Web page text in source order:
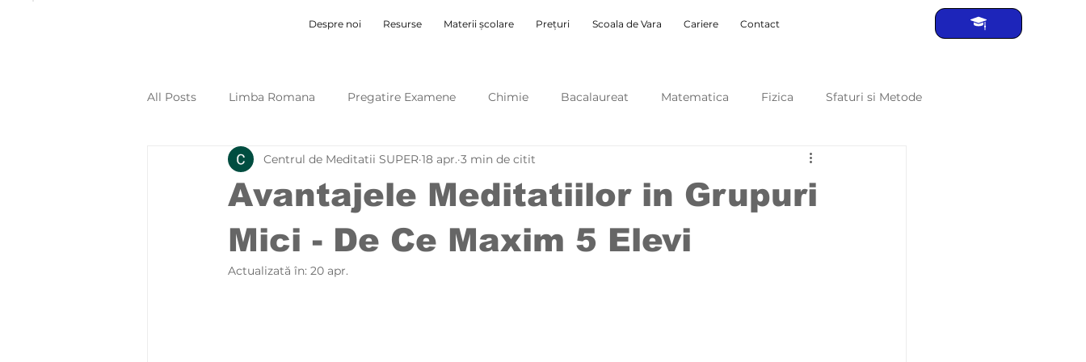
Despre noi Resurse Materii școlare Prețuri Scoala de Vara Cariere Contact
All Posts Limba Romana Pregatire Examene Chimie Bacalaureat Matematica Fizica Sfaturi si Metode
Evaluare Nationala Meditatii Online Meditatii Individuale
Avantajele Meditatiilor in Grupuri
Mici - De Ce Maxim 5 Elevi
Centrul de Meditatii SUPER 18 apr. 3 min de citit
Actualizată în: 20 apr.